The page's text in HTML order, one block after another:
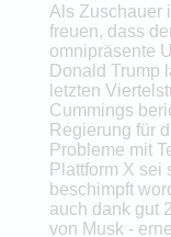
Als Zuschauer
freuen, dass
omnipräsente
Donald Trump
letzten
Cummings
Regierung für
Probleme mit
Plattform X sei
beschimpft
auch dank gut
von Musk -